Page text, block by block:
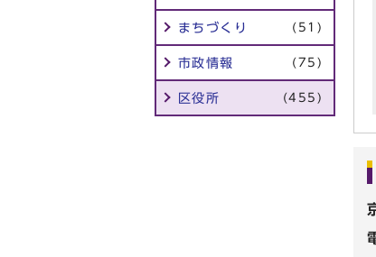
まちづくり (51)
市政情報 (75)
区役所 (455)